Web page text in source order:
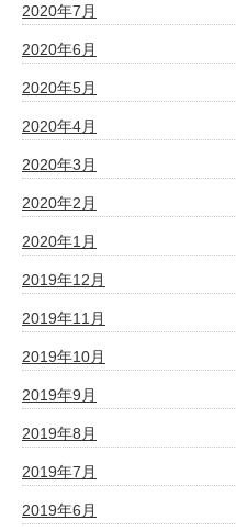
2020年7月
2020年6月
2020年5月
2020年4月
2020年3月
2020年2月
2020年1月
2019年12月
2019年11月
2019年10月
2019年9月
2019年8月
2019年7月
2019年6月